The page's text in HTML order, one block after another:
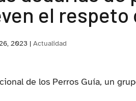
el respeto
2023 |Actualidad
de los Perros Guía, un